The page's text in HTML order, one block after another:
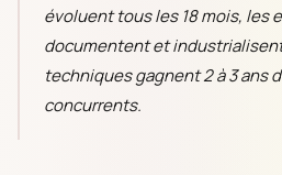
évoluent tous les 18 mois, les
documentent et
techniques gagnent 2 à 3 ans
concurrents.